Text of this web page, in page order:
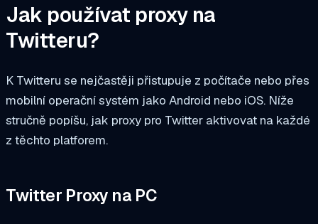
Jak používat proxy na
Twitteru?
K Twitteru se nejčastěji přistupuje z počítače nebo přes
mobilní operační systém jako Android nebo iOS. Níže
stručně popíšu, jak proxy pro Twitter aktivovat na každé
z těchto platforem.
Twitter Proxy na PC